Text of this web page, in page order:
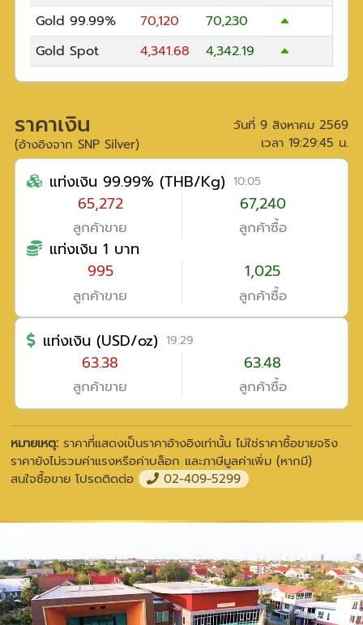
Gold 99.99%
70,120
70,230
Gold Spot
4,341.68 4,342.19
ราคาเงิน
(อ้างอิงจาก SNP Silver)
วันที่ 9 สิงหาคม 2569
เวลา 19:29:45 น.
แท่งเงิน 99.99% (THB/Kg) 10:05
65,272
ลูกค้าขาย
67,240
ลูกค้าซื้อ
แท่งเงิน 1 บาท
995
ลูกค้าขาย
1,025
ลูกค้าซื้อ
แท่งเงิน (USD/oz) 19:29
63.38
ลูกค้าขาย
63.48
ลูกค้าซื้อ
หมายเหตุ:ราคาที่แสดงเป็นราคาอ้างอิงเท่านั้น ไม่ใช่ราคาซื้อขายจริง
ราคายังไม่รวมค่าแรงหรือค่าบล็อก และภาษีมูลค่าเพิ่ม (หากมี)
สนใจซื้อขาย โปรดติดต่อ
02-409-5299